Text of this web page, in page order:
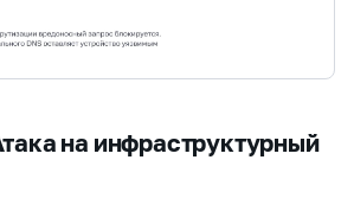
на инфраструктурный